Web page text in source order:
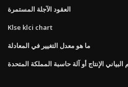
العقود الآجلة المستمرة
Klse klci chart
ما هو معدل التغيير في المعادلة
الإنتاج أو آلة حاسبة المملكة المتحدة